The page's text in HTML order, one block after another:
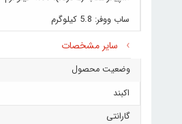
ساب ووفر: 5.8 کیلوگرم
سایر مشخصات
وضعیت محصول
اکبند
گارانتی